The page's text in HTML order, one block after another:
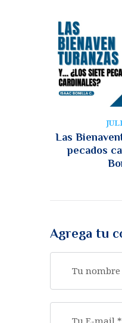
Las
pecados
Agrega tu